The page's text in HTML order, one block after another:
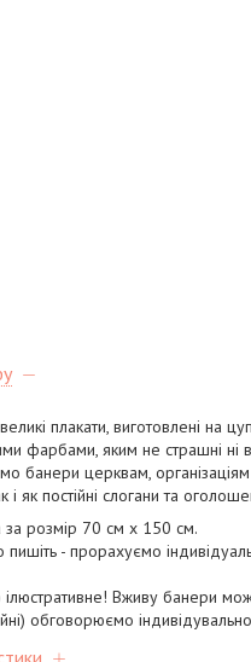
плакати, виготовлені на
фарбами, яким не страшні ні
банери церквам,
і як постійні слогани та
за розмір 70 см х 150 см.
пишіть - прорахуємо
Вживу банери
обговорюємо